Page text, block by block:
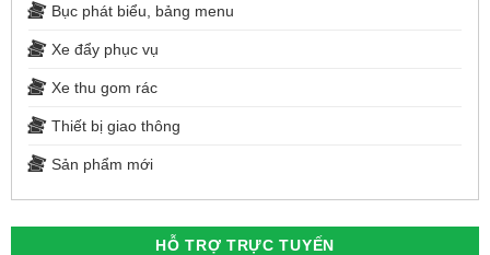
Bục phát biểu, bảng menu
Xe đẩy phục vụ
Xe thu gom rác
Thiết bị giao thông
Sản phẩm mới
HỖ TRỢ TRỰC TUYẾN